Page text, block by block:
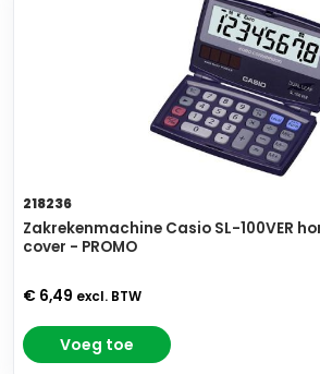
218236
Zakrekenmachine Casio SL-100VER
cover - PROMO
€ 6,49 excl. BTW
Voeg toe